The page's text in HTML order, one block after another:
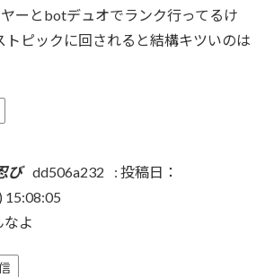
ーとbotデュオでランク行ってるけ
トピックに回されると結構キツいのは
び dd506a232 : 投稿日：
15:08:05
なよ